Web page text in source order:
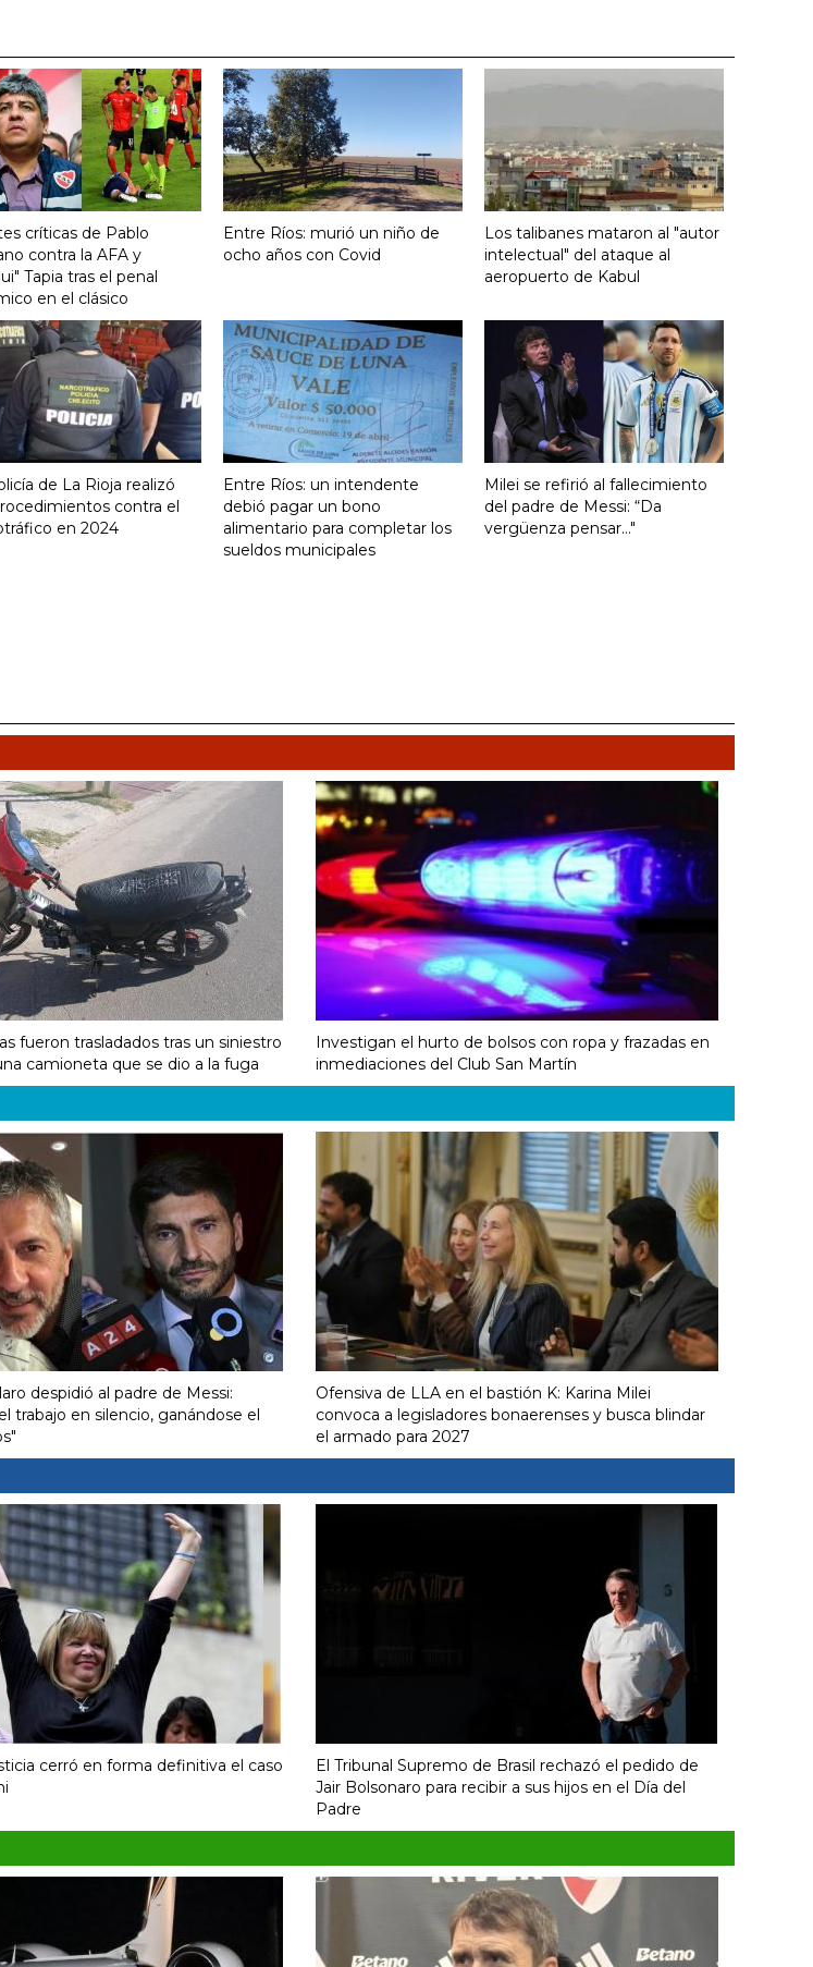
críticas de Pablo
contra la AFA y
Tapia tras el penal
en el clásico
Entre Ríos: murió un niño de
ocho años con Covid
Los talibanes mataron al "autor
intelectual" del ataque al
aeropuerto de Kabul
de La Rioja realizó
contra el
en 2024
Entre Ríos: un intendente
debió pagar un bono
alimentario para completar los
sueldos municipales
Milei se refirió al fallecimiento
del padre de Messi: “Da
vergüenza pensar..."
fueron trasladados tras un siniestro
camioneta que se dio a la fuga
Investigan el hurto de bolsos con ropa y frazadas en
inmediaciones del Club San Martín
despidió al padre de Messi:
trabajo en silencio, ganándose el
Ofensiva de LLA en el bastión K: Karina Milei
convoca a legisladores bonaerenses y busca blindar
el armado para 2027
cerró en forma definitiva el caso
El Tribunal Supremo de Brasil rechazó el pedido de
Jair Bolsonaro para recibir a sus hijos en el Día del
Padre